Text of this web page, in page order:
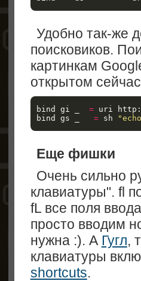
Удобно так-же
поисковиков.
картинкам
открытом
bind gi _ = uri http://
bind gs _ = sh
Еще фишки
Очень сильно
клавиатуры". fl
fL все поля
просто вводим
нужна :). А Гугл,
клавиатуры
shortcuts.